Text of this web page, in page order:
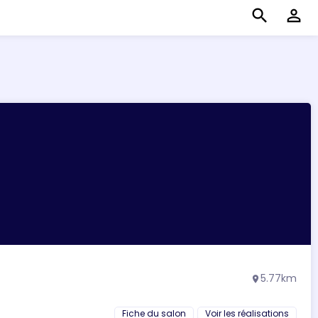
search perm_identity
location_on 5.77km
Fiche du salon Voir les réalisations